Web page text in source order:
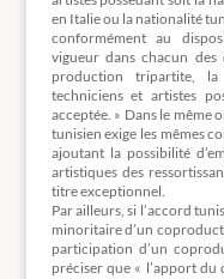
en Italie ou la nationalité
conformément au
vigueur dans chacun
production tripartite,
techniciens et artistes
acceptée. » Dans le même
tunisien exige les mêmes
ajoutant la possibilité
artistiques des
titre exceptionnel.
Par ailleurs, si l’accord
minoritaire d’un
participation d’un
préciser que « l’apport